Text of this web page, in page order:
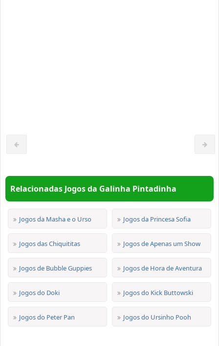
Relacionadas Jogos da Galinha Pintadinha
Jogos da Masha e o Urso Jogos da Princesa Sofia
Jogos das Chiquititas Jogos de Apenas um Show
Jogos de Bubble Guppies Jogos de Hora de Aventura
Jogos do Doki Jogos do Kick Buttowski
Jogos do Peter Pan Jogos do Ursinho Pooh